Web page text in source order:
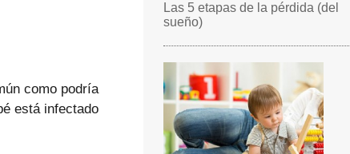
como podría
está infectado
Las 5 etapas de la pérdida (del
sueño)